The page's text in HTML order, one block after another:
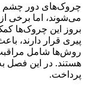
چروک‌های دور چشم
می‌شوند، اما برخی
بروز این چروک‌ها
پیری قرار دارند،
روش‌ها شامل
هستند. در این فصل
پرداخت.